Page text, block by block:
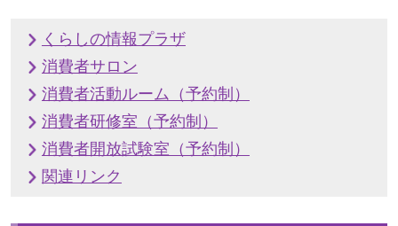
くらしの情報プラザ
消費者サロン
消費者活動ルーム（予約制）
消費者研修室（予約制）
消費者開放試験室（予約制）
関連リンク